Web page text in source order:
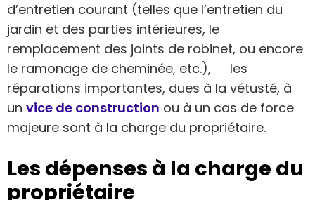
d’entretien courant (telles que l’entretien du
jardin et des parties intérieures, le
remplacement des joints de robinet, ou encore
le ramonage de cheminée, etc.), les
réparations importantes, dues à la vétusté, à
un vice de construction ou à un cas de force
majeure sont à la charge du propriétaire.
Les dépenses à la charge du
propriétaire